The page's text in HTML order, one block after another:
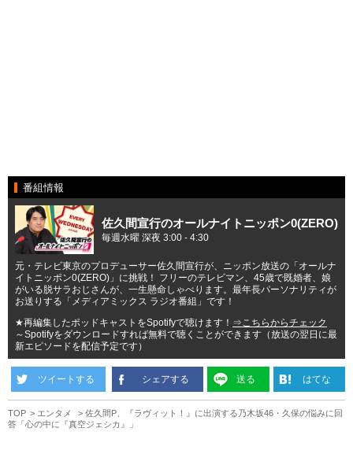
番組情報
佐久間宣行のオールナイトニッポン0(ZERO)
毎週水曜 深夜 3:00 - 4:30
元・テレビ東京のプロデューサー佐久間宣行が、ニッポン放送の「オールナ
イトニッポン0(ZERO)」に挑戦！ フリーのテレビマン、45歳で既婚者、娘
がいる脱サラおじさんが、一生懸命しゃべります。最年長パーソナリティが
お送りする「メディアミックス ラジオ番組」です！
★再編集したポッドキャストをSpotifyで聴けます！ ⇒こちらからチェック
～Spotifyをダウンロードすれば無料で聴くことができます（放送の翌日に最
新エピソードを配信予定です）
ツイートする シェアする 送る はてな
TOP エンタメ
佐久間P、『ラヴィット！』に出演する乃木坂46・久保の悩みに回
答「心の中に『真空ジェシカ』」